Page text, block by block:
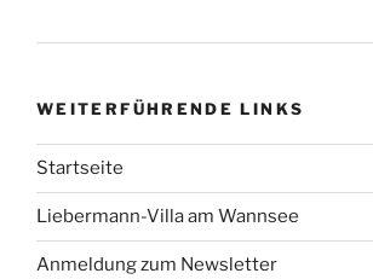
WEITERFÜHRENDE LINKS
Startseite
Liebermann-Villa am Wannsee
Anmeldung zum Newsletter